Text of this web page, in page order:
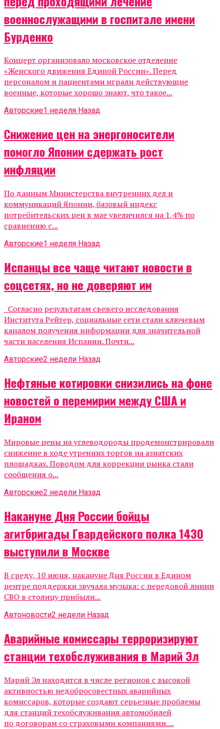
военнослужащими в госпитале имени
Бурденко
Концерт организовало московское отделение
«Женского движения Единой России». Перед
персоналом и пациентами играли действующие
военные, которые хорошо знают, что такое...
Авторские1 неделя Назад
Снижение цен на энергоносители
помогло Японии сдержать рост
инфляции
По данным Министерства внутренних дел и
коммуникаций Японии, базовый индекс
потребительских цен в мае увеличился на 1,4% по
сравнению с...
Авторские1 неделя Назад
Испанцы все чаще читают новости в
соцсетях, но не доверяют им
Согласно результатам свежего исследования
Института Рейтер, социальные сети стали ключевым
каналом получения информации для значительной
части населения Испании. Почти...
Авторские2 недели Назад
Нефтяные котировки снизились на фоне
новостей о перемирии между США и
Ираном
Мировые цены на углеводороды продемонстрировали
снижение в ходе утренних торгов на азиатских
площадках. Поводом для коррекции рынка стали
сообщения о...
Авторские2 недели Назад
Накануне Дня России бойцы
агитбригады Гвардейского полка 1430
выступили в Москве
В среду, 10 июня, накануне Дня России в Едином
центре поддержки звучала музыка: с передовой линии
СВО в столицу прибыли...
Автоновости2 недели Назад
Аварийные комиссары терроризируют
станции техобслуживания в Марий Эл
Марий Эл находится в числе регионов с высокой
активностью недобросовестных аварийных
комиссаров, которые создают серьезные проблемы
для станций техобслуживания автомобилей
по договорам со страховыми компаниями....